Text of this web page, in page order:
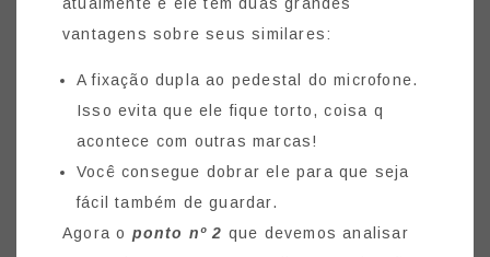
vantagens sobre seus similares:
A fixação dupla ao pedestal do microfone.
Isso evita que ele fique torto, coisa q
acontece com outras marcas!
Você consegue dobrar ele para que seja
fácil também de guardar.
Agora o ponto nº 2 que devemos analisar